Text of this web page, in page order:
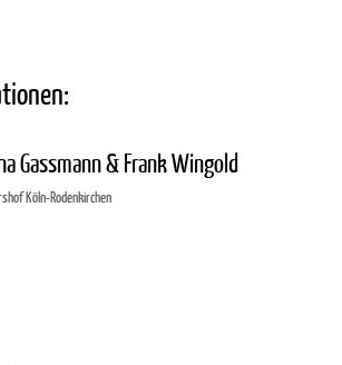
Gassmann & Frank Wingold
Köln-Rodenkirchen